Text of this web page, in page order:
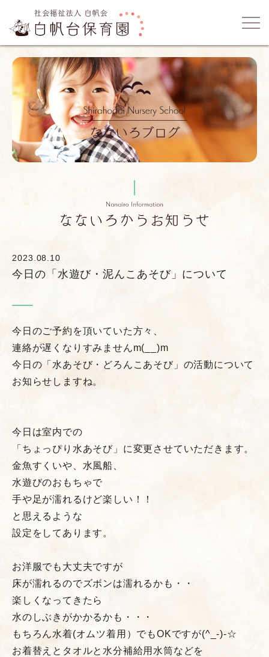
2023.08.10
今日の「水遊び・泥んこあそび」について
今日のご予約を頂いていた方々、
連絡が遅くなりすみませんm(__)m
今日の「水あそび・どろんこあそび」の活動について
お知らせしますね。
今日は室内での
「ちょっぴり水あそび」に変更させていただきます。
金魚すくいや、水風船、
水遊びのおもちゃで
手や足が濡れるけど楽しい！！
と思えるような
設定をしてあります。
お洋服でも大丈夫ですが
床が濡れるのでズボンは濡れるかも・・
楽しくなってきたら
水のしぶきがかかるかも・・・
もちろん水着(オムツ着用）でもOKですが(^_-)-☆
お着替えとタオルと水分補給用水筒などを